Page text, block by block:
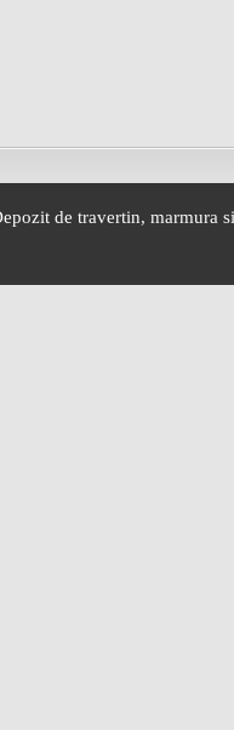
de travertin, marmura